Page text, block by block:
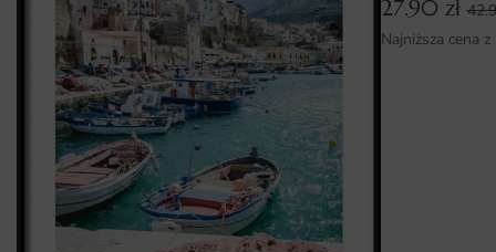
zapewniająca długowieczność.
Wszechstronność zastosowania w różnych wnętrzach.
Łatwy montaż, dzięki któremu szybko odmienisz swoje
przestrzenie.
27.90 zł
Najniższa cena